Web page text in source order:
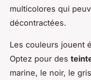
multicolores qui
décontractées.
Les couleurs jouent
Optez pour des
marine, le noir, le